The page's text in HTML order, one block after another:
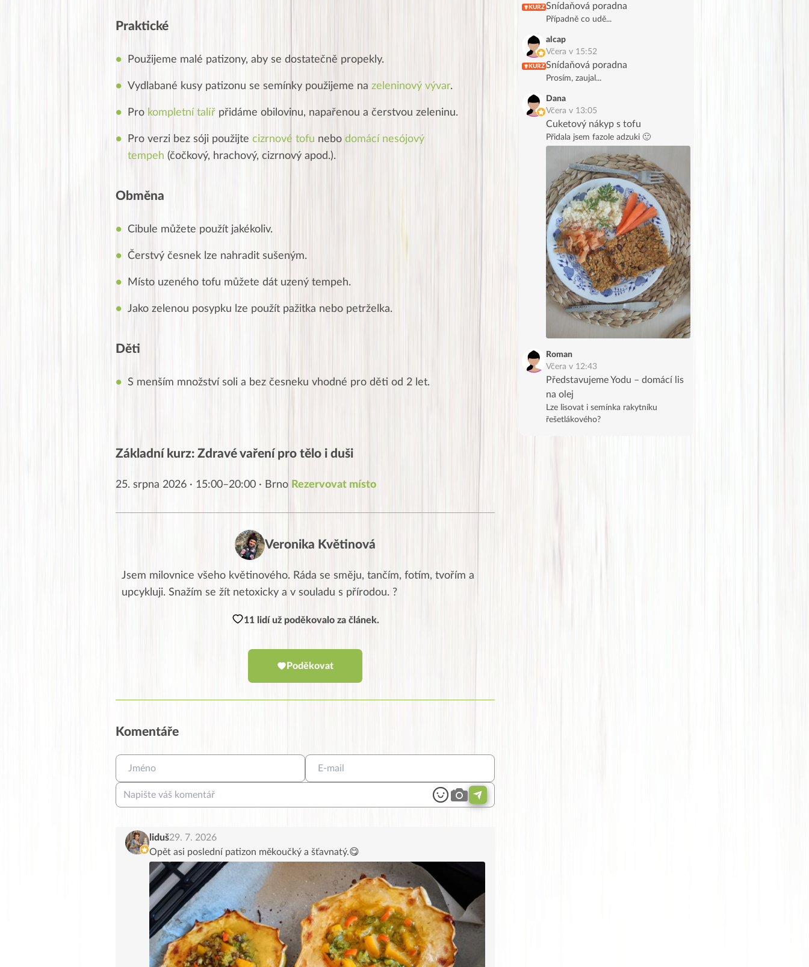
Praktické
Použijeme malé patizony, aby se dostatečně propekly.
Vydlabané kusy patizonu se semínky použijeme na zeleninový vývar.
Pro kompletní talíř přidáme obilovinu, napařenou a čerstvou zeleninu.
Pro verzi bez sóji použijte cizrnové tofu nebo domácí nesójový
tempeh (čočkový, hrachový, cizrnový apod.).
Obměna
Cibule můžete použít jakékoliv.
Čerstvý česnek lze nahradit sušeným.
Místo uzeného tofu můžete dát uzený tempeh.
Jako zelenou posypku lze použít pažitka nebo petrželka.
Děti
S menším množství soli a bez česneku vhodné pro děti od 2 let.
Základní kurz: Zdravé vaření pro tělo i duši
25. srpna 2026 · 15:00–20:00 · Brno Rezervovat místo
Veronika Květinová
Jsem milovnice všeho květinového. Ráda se směju, tančím, fotím, tvořím a
upcykluji. Snažím se žít netoxicky a v souladu s přírodou. ?
11 lidí už poděkovalo za článek.
Poděkovat
Komentáře
liduš29. 7. 2026
Opět asi poslední patizon měkoučký a šťavnatý.😋
KURZ Snídaňová poradna
Případně co udě...
KURZ
alcap
Včera v 15:52
Snídaňová poradna
Prosím, zaujal...
Dana
Včera v 13:05
Cuketový nákyp s tofu
Přidala jsem fazole adzuki 🙂
Roman
Včera v 12:43
Představujeme Yodu – domácí lis
na olej
Lze lisovat i semínka rakytníku
řešetlákového?